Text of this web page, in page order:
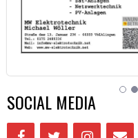
SOCIAL MEDIA